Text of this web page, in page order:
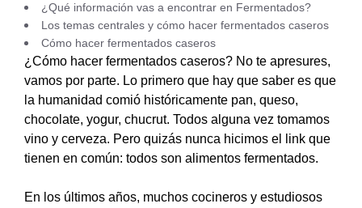
¿Qué información vas a encontrar en Fermentados?
Los temas centrales y cómo hacer fermentados caseros
Cómo hacer fermentados caseros
¿Cómo hacer fermentados caseros? No te apresures,
vamos por parte. Lo primero que hay que saber es que
la humanidad comió históricamente pan, queso,
chocolate, yogur, chucrut. Todos alguna vez tomamos
vino y cerveza. Pero quizás nunca hicimos el link que
tienen en común: todos son alimentos fermentados.
En los últimos años, muchos cocineros y estudiosos